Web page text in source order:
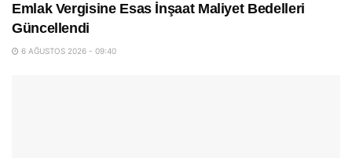
Emlak Vergisine Esas İnşaat Maliyet Bedelleri
Güncellendi
6 AĞUSTOS 2026 - 09:40